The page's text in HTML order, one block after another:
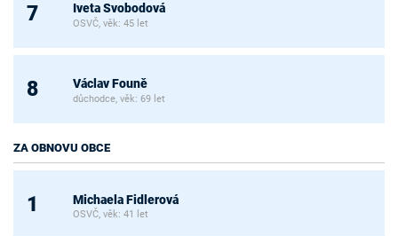
7 Iveta Svobodová
OSVČ, věk: 45 let
8 Václav Founě
důchodce, věk: 69 let
ZA OBNOVU OBCE
1 Michaela Fidlerová
OSVČ, věk: 41 let